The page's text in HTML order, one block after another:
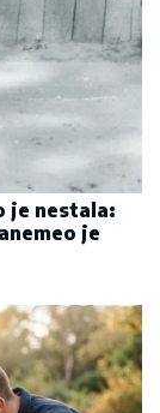
je nestala:
je